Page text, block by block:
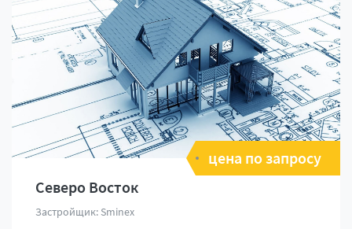
цена по запросу
Северо Восток
Застройщик: Sminex